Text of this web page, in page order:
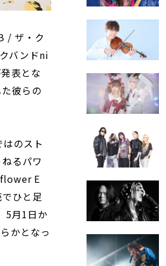
/ ザ・ク
バンドni
表とな
彼らの
のスト
るパワ
E
ひと足
5月1日か
かとなっ